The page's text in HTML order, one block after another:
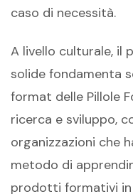
caso di necessità.
A livello culturale, il
solide fondamenta
format delle Pillole
ricerca e sviluppo,
organizzazioni che
metodo di
prodotti formativi